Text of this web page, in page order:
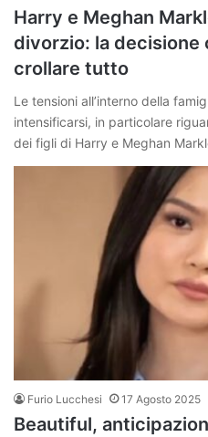
Harry e Meghan
divorzio: la decisione
crollare tutto
Le tensioni all’interno della
intensificarsi, in particolare
dei figli di Harry e Meghan
Furio Lucchesi 17 Agosto 2025
Beautiful,